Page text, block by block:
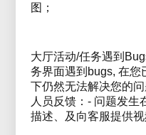
图；
大厅活动/任务遇到
务界面遇到bugs, 在您
下仍然无法解决您的
人员反馈：- 问题发生
描述、及向客服提供视